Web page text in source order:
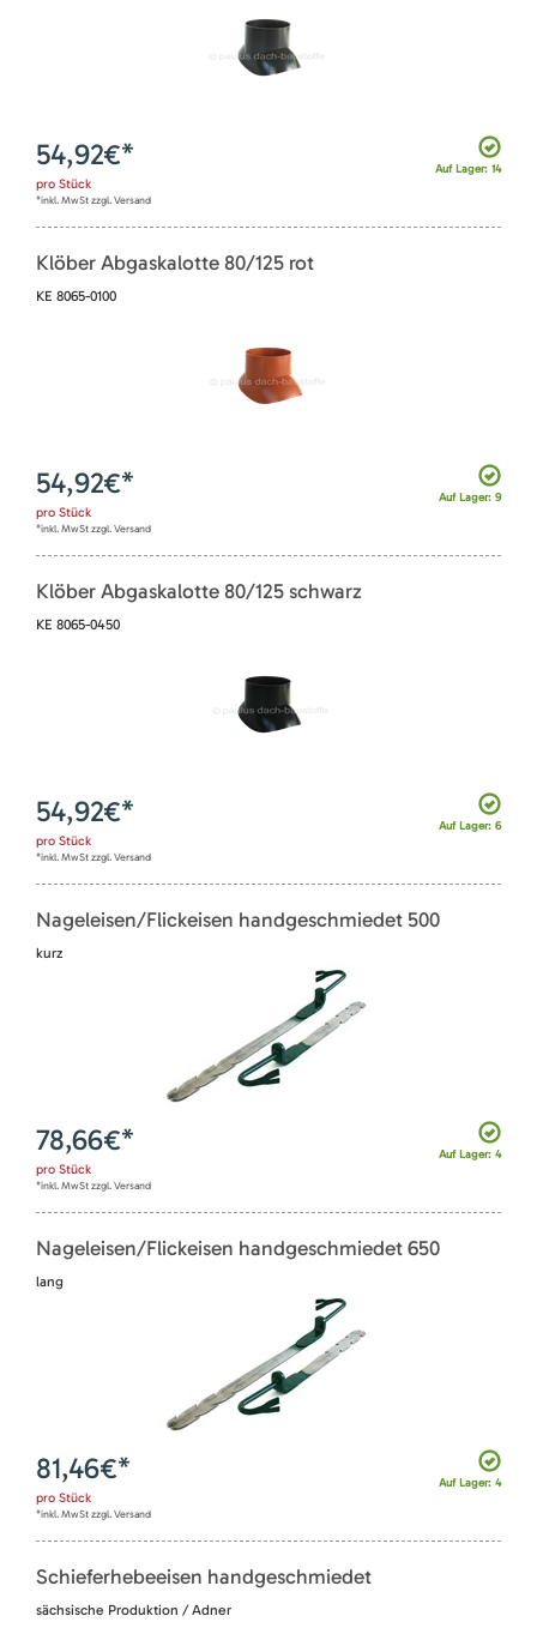
Auf Lager: 14
54,92€*
pro Stück
*inkl. MwSt zzgl. Versand
Klöber Abgaskalotte 80/125 rot
KE 8065-0100
Auf Lager: 9
54,92€*
pro Stück
*inkl. MwSt zzgl. Versand
Klöber Abgaskalotte 80/125 schwarz
KE 8065-0450
Auf Lager: 6
54,92€*
pro Stück
*inkl. MwSt zzgl. Versand
Nageleisen/Flickeisen handgeschmiedet 500
kurz
Auf Lager: 4
78,66€*
pro Stück
*inkl. MwSt zzgl. Versand
Nageleisen/Flickeisen handgeschmiedet 650
lang
Auf Lager: 4
81,46€*
pro Stück
*inkl. MwSt zzgl. Versand
Schieferhebeeisen handgeschmiedet
sächsische Produktion / Adner